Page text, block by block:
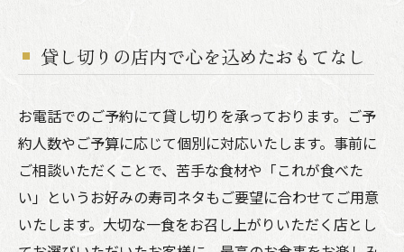
貸し切りの店内で心を込めたおもてなし
お電話でのご予約にて貸し切りを承っております。ご予
約人数やご予算に応じて個別に対応いたします。事前に
ご相談いただくことで、苦手な食材や「これが食べた
い」というお好みの寿司ネタもご要望に合わせてご用意
いたします。大切な一食をお召し上がりいただく店とし